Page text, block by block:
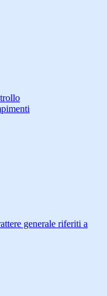
generale riferiti a